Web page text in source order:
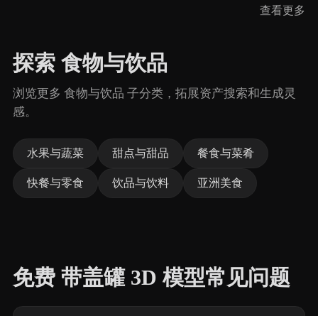
查看更多
探索 食物与饮品
浏览更多 食物与饮品 子分类，拓展资产搜索和生成灵
感。
水果与蔬菜 甜点与甜品 餐食与菜肴
快餐与零食 饮品与饮料 亚洲美食
免费 带盖罐 3D 模型常见问题